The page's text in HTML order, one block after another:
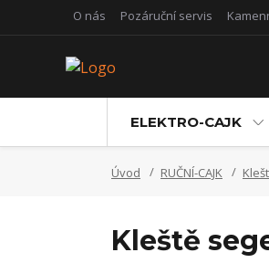
O nás Pozáruční servis
ELEKTRO-CAJK
Úvod RUČNÍ-CAJK
Kleště